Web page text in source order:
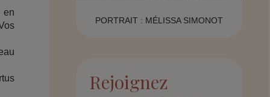
en
PORTRAIT : MÉLISSA SIMONOT
Rejoignez